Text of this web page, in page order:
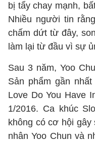
bị tẩy chay mạnh,
Nhiều người tin
chấm dứt từ đây,
làm lại từ đầu vì sự
Sau 3 năm, Yoo
Sản phẩm gần
Love Do You Have
1/2016. Ca khúc
không có cơ hội
nhân Yoo Chun và